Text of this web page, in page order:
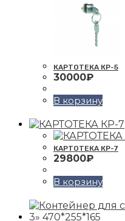
КАРТОТЕКА КР-5
30000₽
В корзину
КАРТОТЕКА КР-7
29800₽
В корзину